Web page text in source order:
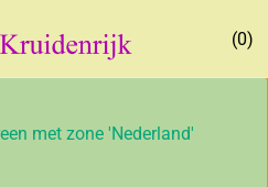
0
met zone 'Nederland'